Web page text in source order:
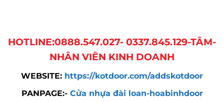
HOTLINE:0888.547.027- 0337.845.129-TÂM-
NHÂN VIÊN KINH DOANH
WEBSITE: https://kotdoor.com/addskotdoor
PANPAGE:- Cửa nhựa đài loan-hoabinhdoor